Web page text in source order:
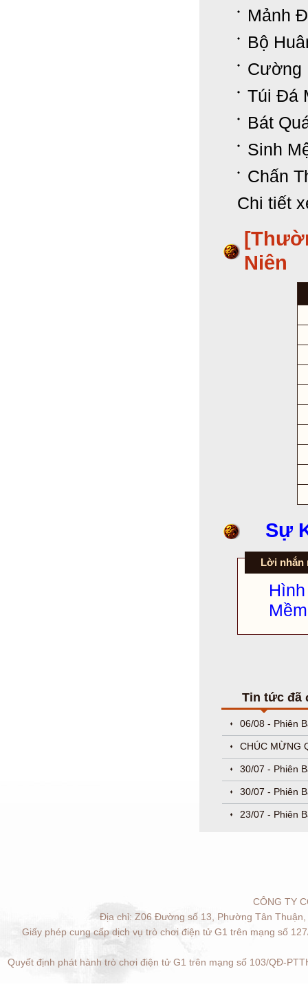
Mảnh
Bộ
Cường
Túi Đá
Bát
Sinh
Chấn
Chi tiết
Niên
Sự
Lời nhắn
Tin tức đã
06/08 - Phiên
CHÚC MỪNG
30/07 - Phiên
30/07 - Phiên
23/07 - Phiên
CÔNG TY
Địa chỉ: Z06 Đường số 13, Phường Tân
Giấy phép cung cấp dịch vụ trò chơi điện tử G1 trên mạng số
Quyết định phát hành trò chơi điện tử G1 trên mạng số 103/QĐ-